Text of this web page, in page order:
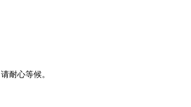
耐心等候。